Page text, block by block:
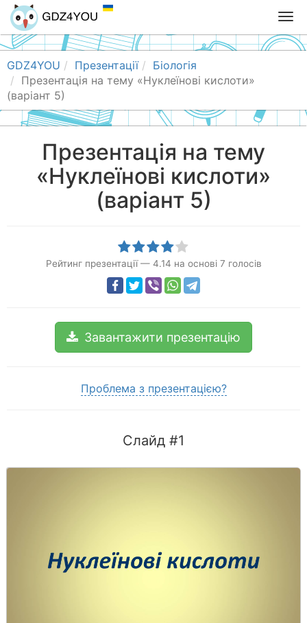
T
o
g
n
a
GDZ4YOU Презентації
Біологія
Презентація на тему «Нуклеїнові кислоти»
(варіант 5)
Презентація на тему
«Нуклеїнові кислоти»
(варіант 5)
Рейтинг презентації — 4.14 на основі 7 голосів
Завантажити презентацію
Проблема з презентацією?
Слайд #1